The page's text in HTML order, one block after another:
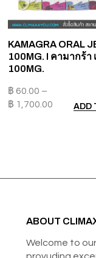
KAMAGRA ORAL
100MG. I คามากร้า
100MG.
฿ 60.00 –
฿ 1,700.00 ADD
ABOUT
Welcome to
provuding